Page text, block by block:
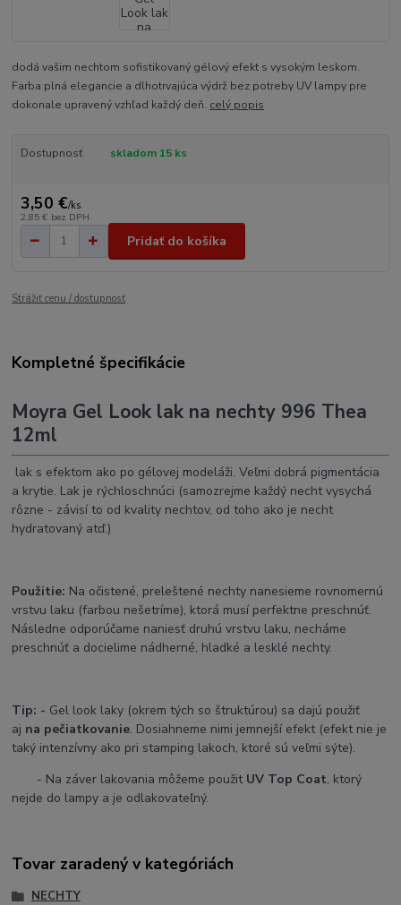
dodá vašim nechtom sofistikovaný gélový efekt s vysokým leskom.
Farba plná elegancie a dlhotrvajúca výdrž bez potreby UV lampy pre
dokonale upravený vzhľad každý deň. celý popis
Dostupnosť skladom 15 ks
3,50 €/ks
2,85 € bez DPH
Pridať do košíka
Strážiť cenu / dostupnosť
Kompletné špecifikácie
Moyra Gel Look lak na nechty 996 Thea
12ml
lak s efektom ako po gélovej modeláži. Veľmi dobrá pigmentácia
a krytie. Lak je rýchloschnúci (samozrejme každý necht vysychá
rôzne - závisí to od kvality nechtov, od toho ako je necht
hydratovaný atď.)
Použitie: Na očistené, preleštené nechty nanesieme rovnomernú
vrstvu laku (farbou nešetríme), ktorá musí perfektne preschnúť.
Následne odporúčame naniesť druhú vrstvu laku, necháme
preschnúť a docielime nádherné, hladké a lesklé nechty.
Tip: - Gel look laky (okrem tých so štruktúrou) sa dajú použiť
aj na pečiatkovanie. Dosiahneme nimi jemnejší efekt (efekt nie je
taký intenzívny ako pri stamping lakoch, ktoré sú veľmi sýte).
- Na záver lakovania môžeme použit UV Top Coat, ktorý
nejde do lampy a je odlakovateľný.
Tovar zaradený v kategóriách
NECHTY